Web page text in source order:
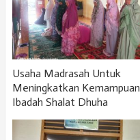
Usaha Madrasah Untuk
Meningkatkan Kemampuan
Ibadah Shalat Dhuha